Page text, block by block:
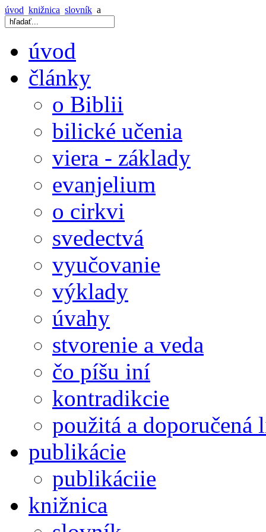
úvod knižnica slovník a
úvod
články
o Biblii
bilické učenia
viera - základy
evanjelium
o cirkvi
svedectvá
vyučovanie
výklady
úvahy
stvorenie a veda
čo píšu iní
kontradikcie
použitá a doporučená
publikácie
publikáciie
knižnica